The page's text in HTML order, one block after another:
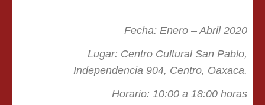
Fecha: Enero – Abril 2020
Lugar: Centro Cultural San Pablo,
Independencia 904, Centro, Oaxaca.
Horario: 10:00 a 18:00 horas